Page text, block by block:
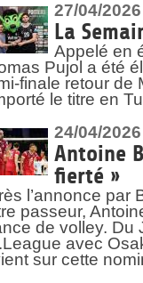
27/04/2026
La
Appelé en
Pujol a été
finale retour de
le titre en
24/04/2026
Antoine
fierté »
l’annonce par
passeur,
de volley. Du
avec
sur cette